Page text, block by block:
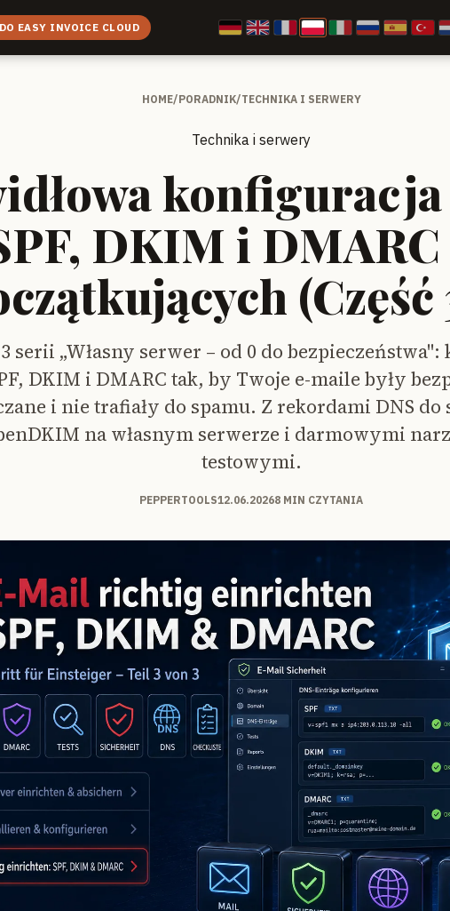
EASY INVOICE CLOUD
HOME/PORADNIK/TECHNIKA I SERWERY
Technika i serwery
DKIM i
(Część
3 serii „Własny serwer – od 0 do
DKIM i DMARC tak, by Twoje e-maile były
i nie trafiały do spamu. Z rekordami DNS
na własnym serwerze i darmowymi
testowymi.
PEPPERTOOLS12.06.20268 MIN CZYTANIA